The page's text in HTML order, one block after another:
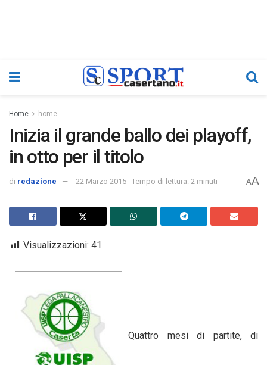
Home home
Inizia il grande ballo dei playoff,
in otto per il titolo
di redazione 22 Marzo 2015 Tempo di lettura: 2 minuti AA
Visualizzazioni: 41
Quattro mesi di partite, di